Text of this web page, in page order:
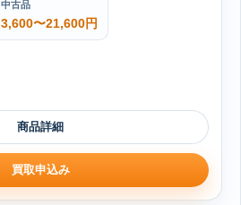
中古品
3,600〜21,600円
商品詳細
買取申込み